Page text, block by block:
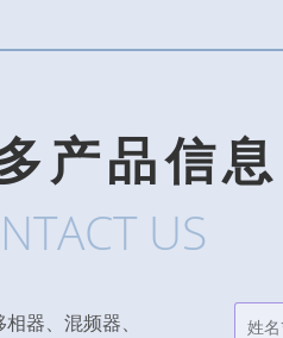
产品信息
US
器、混频器、